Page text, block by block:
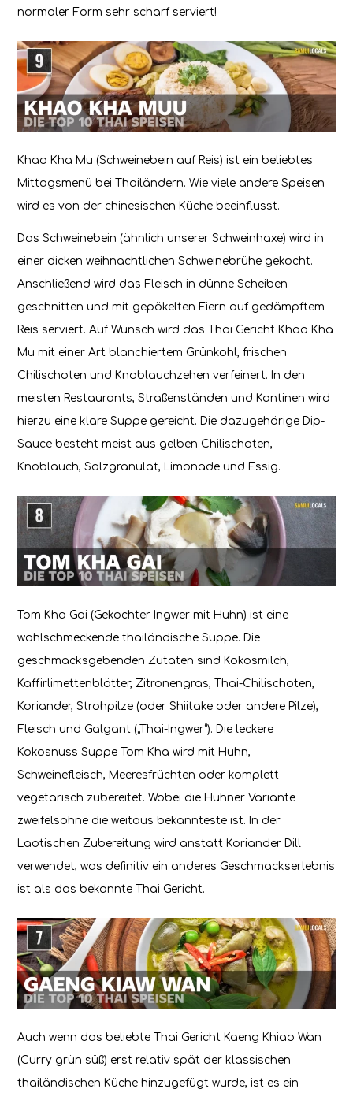
normaler Form sehr scharf serviert!
Khao Kha Mu (Schweinebein auf Reis) ist ein beliebtes
Mittagsmenü bei Thailändern. Wie viele andere Speisen
wird es von der chinesischen Küche beeinflusst.
Das Schweinebein (ähnlich unserer Schweinhaxe) wird in
einer dicken weihnachtlichen Schweinebrühe gekocht.
Anschließend wird das Fleisch in dünne Scheiben
geschnitten und mit gepökelten Eiern auf gedämpftem
Reis serviert. Auf Wunsch wird das Thai Gericht Khao Kha
Mu mit einer Art blanchiertem Grünkohl, frischen
Chilischoten und Knoblauchzehen verfeinert. In den
meisten Restaurants, Straßenständen und Kantinen wird
hierzu eine klare Suppe gereicht. Die dazugehörige Dip-
Sauce besteht meist aus gelben Chilischoten,
Knoblauch, Salzgranulat, Limonade und Essig.
Tom Kha Gai (Gekochter Ingwer mit Huhn) ist eine
wohlschmeckende thailändische Suppe. Die
geschmacksgebenden Zutaten sind Kokosmilch,
Kaffirlimettenblätter, Zitronengras, Thai-Chilischoten,
Koriander, Strohpilze (oder Shiitake oder andere Pilze),
Fleisch und Galgant („Thai-Ingwer“). Die leckere
Kokosnuss Suppe Tom Kha wird mit Huhn,
Schweinefleisch, Meeresfrüchten oder komplett
vegetarisch zubereitet. Wobei die Hühner Variante
zweifelsohne die weitaus bekannteste ist. In der
Laotischen Zubereitung wird anstatt Koriander Dill
verwendet, was definitiv ein anderes Geschmackserlebnis
ist als das bekannte Thai Gericht.
Auch wenn das beliebte Thai Gericht Kaeng Khiao Wan
(Curry grün süß) erst relativ spät der klassischen
thailändischen Küche hinzugefügt wurde, ist es ein